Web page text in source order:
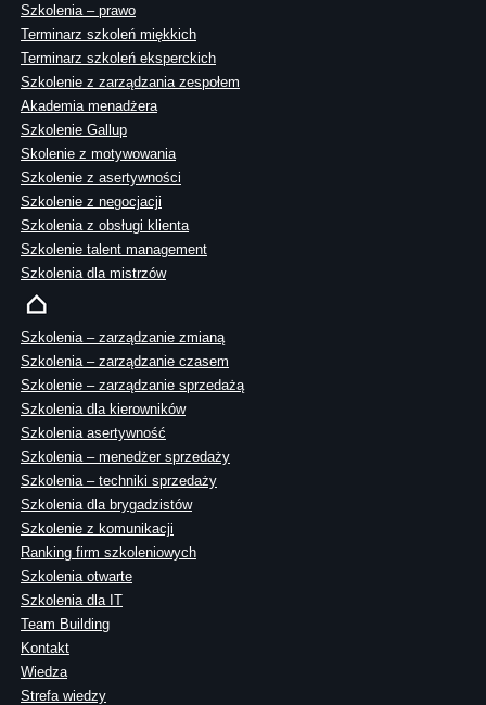
Szkolenia – prawo
Terminarz szkoleń miękkich
Terminarz szkoleń eksperckich
Szkolenie z zarządzania zespołem
Akademia menadżera
Szkolenie Gallup
Skolenie z motywowania
Szkolenie z asertywności
Szkolenie z negocjacji
Szkolenia z obsługi klienta
Szkolenie talent management
Szkolenia dla mistrzów
Szkolenia – zarządzanie zmianą
Szkolenia – zarządzanie czasem
Szkolenie – zarządzanie sprzedażą
Szkolenia dla kierowników
Szkolenia asertywność
Szkolenia – menedżer sprzedaży
Szkolenia – techniki sprzedaży
Szkolenia dla brygadzistów
Szkolenie z komunikacji
Ranking firm szkoleniowych
Szkolenia otwarte
Szkolenia dla IT
Team Building
Kontakt
Wiedza
Strefa wiedzy